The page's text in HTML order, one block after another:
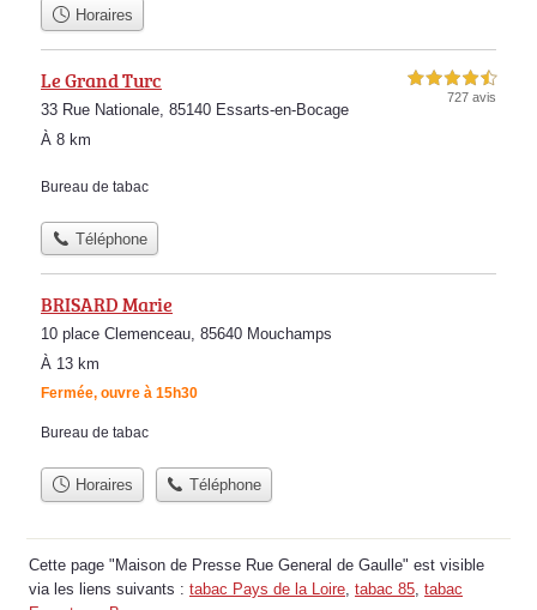
Horaires
Le Grand Turc
33 Rue Nationale, 85140 Essarts-en-Bocage
À 8 km
4,5 étoiles sur 5
727 avis
Bureau de tabac
Téléphone
BRISARD Marie
10 place Clemenceau, 85640 Mouchamps
À 13 km
Fermée, ouvre à 15h30
Bureau de tabac
Horaires Téléphone
Cette page "Maison de Presse Rue General de Gaulle" est visible
via les liens suivants : tabac Pays de la Loire tabac 85 tabac